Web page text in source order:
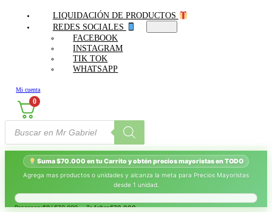
LIQUIDACIÓN DE PRODUCTOS
REDES SOCIALES
FACEBOOK
INSTAGRAM
TIK TOK
WHATSAPP
Mi cuenta
0
Búsqueda
productos
Suma $70.000 en tu Carrito y obtén precios mayoristas en TODO
Agrega mas productos o unidades y alcanza la meta para Precios Mayoristas
desde 1 unidad.
Progreso:$0/ $70.000 — Te faltan$70.000.